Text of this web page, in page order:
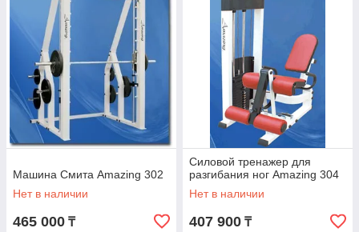
Машина Смита Amazing 302
Нет в наличии
465 000 ₸
Силовой тренажер для
разгибания ног Amazing 304
Нет в наличии
407 900 ₸